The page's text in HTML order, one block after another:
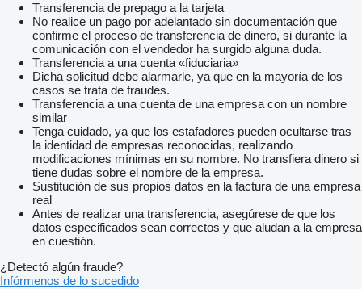
Transferencia de prepago a la tarjeta
No realice un pago por adelantado sin documentación que
confirme el proceso de transferencia de dinero, si durante la
comunicación con el vendedor ha surgido alguna duda.
Transferencia a una cuenta «fiduciaria»
Dicha solicitud debe alarmarle, ya que en la mayoría de los
casos se trata de fraudes.
Transferencia a una cuenta de una empresa con un nombre
similar
Tenga cuidado, ya que los estafadores pueden ocultarse tras
la identidad de empresas reconocidas, realizando
modificaciones mínimas en su nombre. No transfiera dinero si
tiene dudas sobre el nombre de la empresa.
Sustitución de sus propios datos en la factura de una empresa
real
Antes de realizar una transferencia, asegúrese de que los
datos especificados sean correctos y que aludan a la empresa
en cuestión.
¿Detectó algún fraude?
Infórmenos de lo sucedido